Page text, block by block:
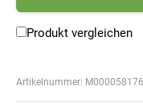
Produkt vergleichen
Artikelnummer: M000058176